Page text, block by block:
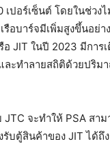
เปอร์เซ็นต์ โดยในช่วง
รือบาร์จมีเพิ่มสูงขึ้นอย่
อ JIT ในปี 2023 มีการ
ละทำลายสถิติด้วยปริม
จะทำให้ PSA สา
รับตู้สินค้าของ JIT ได้